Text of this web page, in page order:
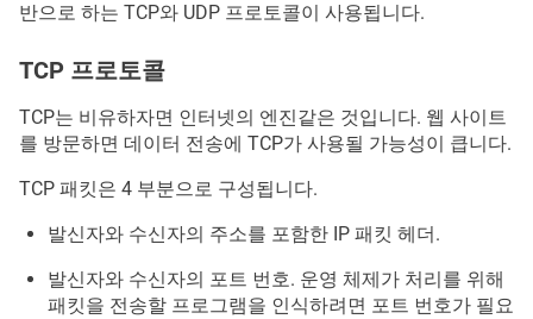
반으로 하는 TCP와 UDP 프로토콜이 사용됩니다.
TCP 프로토콜
TCP는 비유하자면 인터넷의 엔진같은 것입니다. 웹 사이트
를 방문하면 데이터 전송에 TCP가 사용될 가능성이 큽니다.
TCP 패킷은 4 부분으로 구성됩니다.
발신자와 수신자의 주소를 포함한 IP 패킷 헤더.
발신자와 수신자의 포트 번호. 운영 체제가 처리를 위해
패킷을 전송할 프로그램을 인식하려면 포트 번호가 필요